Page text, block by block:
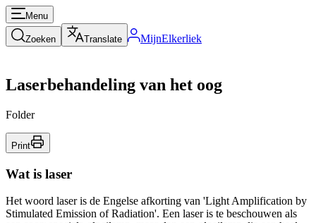
Menu
Zoeken Translate MijnElkerliek
Laserbehandeling van het oog
Folder
Print
Wat is laser
Het woord laser is de Engelse afkorting van 'Light Amplification by
Stimulated Emission of Radiation'. Een laser is te beschouwen als